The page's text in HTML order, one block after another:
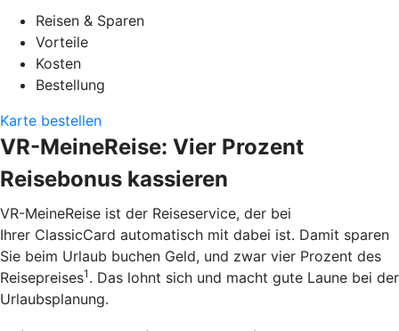
Reisen & Sparen
Vorteile
Kosten
Bestellung
Karte bestellen
VR-MeineReise: Vier Prozent
Reisebonus kassieren
VR-MeineReise ist der Reiseservice, der bei
Ihrer ClassicCard automatisch mit dabei ist. Damit sparen
Sie beim Urlaub buchen Geld, und zwar vier Prozent des
Reisepreises1 . Das lohnt sich und macht gute Laune bei der
Urlaubsplanung.